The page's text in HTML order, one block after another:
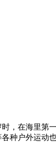
，在海里第
种户外运动